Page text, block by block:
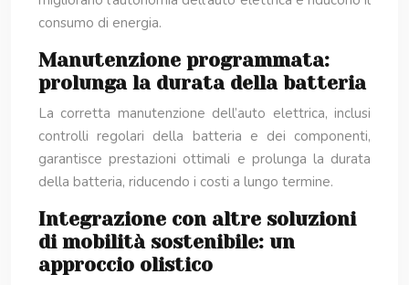
consumo di energia.
Manutenzione programmata:
prolunga la durata della batteria
La corretta manutenzione dell’auto elettrica, inclusi
controlli regolari della batteria e dei componenti,
garantisce prestazioni ottimali e prolunga la durata
della batteria, riducendo i costi a lungo termine.
Integrazione con altre soluzioni
di mobilità sostenibile: un
approccio olistico